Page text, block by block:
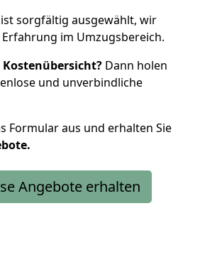
ist sorgfältig ausgewählt, wir
Erfahrung im Umzugsbereich.
Kostenübersicht? Dann holen
und unverbindliche
Formular aus und erhalten Sie
Angebote erhalten